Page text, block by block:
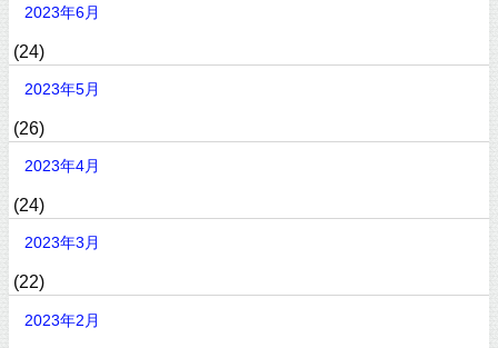
2023年6月
(24)
2023年5月
(26)
2023年4月
(24)
2023年3月
(22)
2023年2月